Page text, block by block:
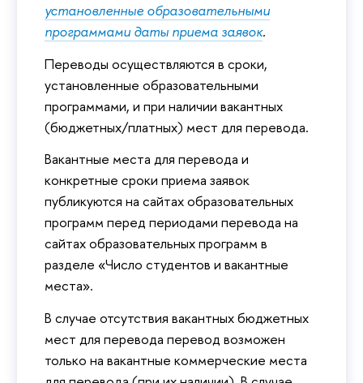
установленные образовательными
программами даты приема заявок.
Переводы осуществляются в сроки,
установленные образовательными
программами, и при наличии вакантных
(бюджетных/платных) мест для перевода.
Вакантные места для перевода и
конкретные сроки приема заявок
публикуются на сайтах образовательных
программ перед периодами перевода на
сайтах образовательных программ в
разделе «Число студентов и вакантные
места».
В случае отсутствия вакантных бюджетных
мест для перевода перевод возможен
только на вакантные коммерческие места